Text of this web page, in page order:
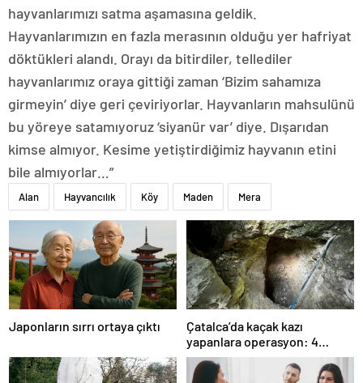
hayvanlarımızı satma aşamasına geldik.
Hayvanlarımızın en fazla merasının olduğu yer hafriyat
döktükleri alandı. Orayı da bitirdiler, tellediler
hayvanlarımız oraya gittiği zaman ‘Bizim sahamıza
girmeyin’ diye geri çeviriyorlar. Hayvanların mahsulünü
bu yöreye satamıyoruz ‘siyanür var’ diye. Dışarıdan
kimse almıyor. Kesime yetiştirdiğimiz hayvanın etini
bile almıyorlar…”
Alan Hayvancılık Köy Maden Mera
Japonların sırrı ortaya çıktı
Çatalca’da kaçak kazı
yapanlara operasyon: 4
gözaltı